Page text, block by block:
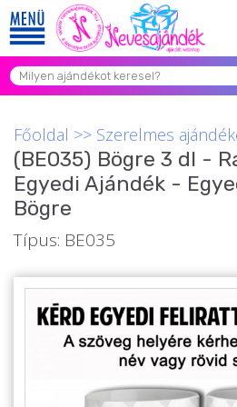
Viszonteladóknak
Grill Party Kellékek ❤️
Egyedi Ajándékok Rendelés
Összes Ajándék Kategória ⭐
Vicces Pólók
Szerelmes Ajándékok ❤
Budapest Ajándéktárgyak
Szülinapi ajándékok
Főoldal >> Szerelmes
(BE035) Bögre 3 dl -
Egyedi Ajándék -
Bögre
Típus: BE035